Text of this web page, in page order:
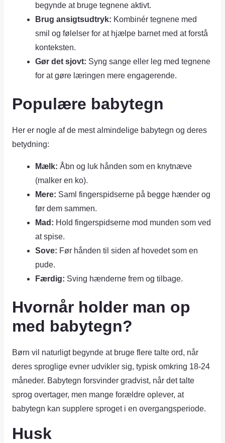
begynde at bruge tegnene aktivt.
Brug ansigtsudtryk: Kombinér tegnene med
smil og følelser for at hjælpe barnet med at forstå
konteksten.
Gør det sjovt: Syng sange eller leg med tegnene
for at gøre læringen mere engagerende.
Populære babytegn
Her er nogle af de mest almindelige babytegn og deres
betydning:
Mælk: Åbn og luk hånden som en knytnæve
(malker en ko).
Mere: Saml fingerspidserne på begge hænder og
før dem sammen.
Mad: Hold fingerspidserne mod munden som ved
at spise.
Sove: Før hånden til siden af hovedet som en
pude.
Færdig: Sving hænderne frem og tilbage.
Hvornår holder man op
med babytegn?
Børn vil naturligt begynde at bruge flere talte ord, når
deres sproglige evner udvikler sig, typisk omkring 18-24
måneder. Babytegn forsvinder gradvist, når det talte
sprog overtager, men mange forældre oplever, at
babytegn kan supplere sproget i en overgangsperiode.
Husk